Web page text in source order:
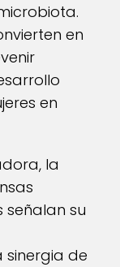
en
en
la
señalan su
de